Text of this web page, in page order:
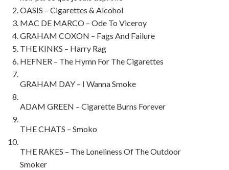
OASIS – Cigarettes & Alcohol
MAC DE MARCO – Ode To Viceroy
GRAHAM COXON – Fags And Failure
THE KINKS – Harry Rag
HEFNER – The Hymn For The Cigarettes
GRAHAM DAY – I Wanna Smoke
ADAM GREEN – Cigarette Burns Forever
THE CHATS – Smoko
THE RAKES – The Loneliness Of The Outdoor
Smoker